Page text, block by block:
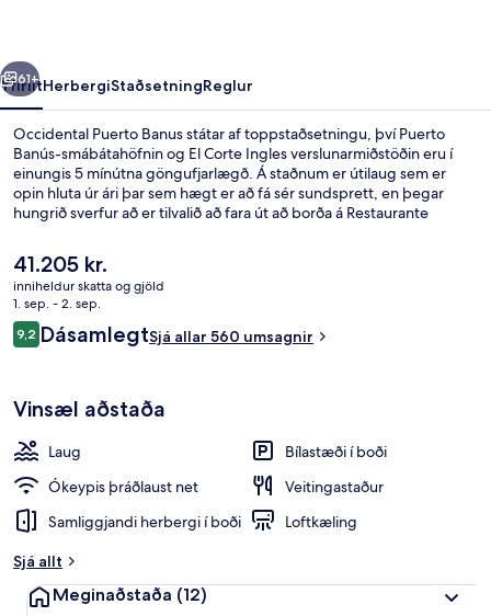
Næsta
61+
YfirlitHerbergiStaðsetningReglur
Occidental Puerto Banus státar af toppstaðsetningu, því Puerto
Banús-smábátahöfnin og El Corte Ingles verslunarmiðstöðin eru í
einungis 5 mínútna göngufjarlægð. Á staðnum er útilaug sem er
opin hluta úr ári þar sem hægt er að fá sér sundsprett, en þegar
hungrið sverfur að er tilvalið að fara út að borða á Restaurante
matargerðarlist í hávegum höfð og opið er fyrir morgunverð og
kvöldverð. Bar við sundlaugarbakkann, líkamsræktaraðstaða og
barnasundlaug eru einnig á staðnum. Ferðamenn sem hafa dvalið á
staðnum hafa verið mjög ánægðir en meðal þess sem þeir nefna
sem sérstaka kosti eru hjálpsamt starfsfólk og góð staðsetning.
Núverandi
verð
er
41.205 kr.
41.205 kr.
inniheldur skatta og gjöld
1. sep. - 2. sep.
Umsagnir
9,29,2 af 10
DásamlegtSjá allar 560 umsagnir
Vinsæl aðstaða
Laug
Bílastæði í boði
Ókeypis þráðlaust net
Veitingastaður
Samliggjandi herbergi í boði
Loftkæling
Sjá allt
Meginaðstaða (12)